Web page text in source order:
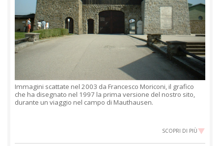
Immagini scattate nel 2003 da Francesco Moriconi, il grafico
che ha disegnato nel 1997 la prima versione del nostro sito,
durante un viaggio nel campo di Mauthausen.
SCOPRI DI PIÙ